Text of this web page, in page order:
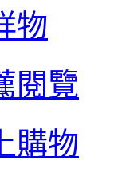
物
閱覽
購物